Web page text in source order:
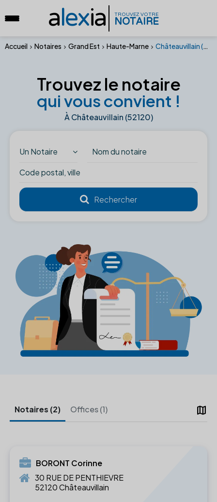
alexia TROUVEZ VOTRE
NOTAIRE
Accueil Notaires Grand Est Haute-Marne Châteauvillain (52120)
Trouvez le notaire
qui vous convient !
À Châteauvillain (52120)
Un Notaire
map
Notaires (2) Offices (1)
BORONT Corinne
30 RUE DE PENTHIEVRE
52120 Châteauvillain